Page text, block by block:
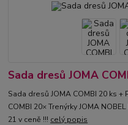
Sada dresů JOMA
Sada dresů JOMA COMBI 20 ks +
COMBI 20× Trenýrky JOMA
21 v ceně !!! celý popis